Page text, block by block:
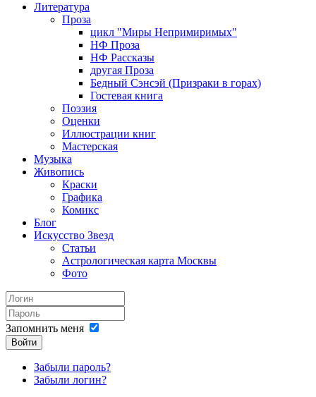
Литература
Проза
цикл "Миры Непримиримых"
НФ Проза
НФ Рассказы
другая Проза
Бедный Сэнсэй (Призраки в горах)
Гостевая книга
Поэзия
Оценки
Иллюстрации книг
Мастерская
Музыка
Живопись
Краски
Графика
Комикс
Блог
Искусство Звезд
Статьи
Астрологическая карта Москвы
Фото
Запомнить меня
Войти
Забыли пароль?
Забыли логин?